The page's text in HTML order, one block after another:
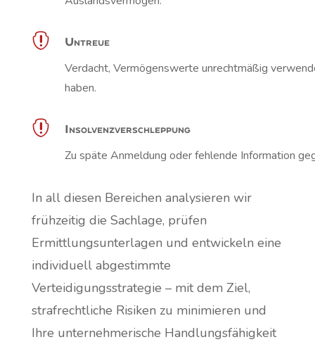
 Untreue
Verdacht, Vermögenswerte unrechtmäßig
haben.
 Insolvenzverschleppung
Zu späte Anmeldung oder fehlende Information
In all diesen Bereichen analysieren wir
frühzeitig die Sachlage, prüfen
Ermittlungsunterlagen und entwickeln eine
individuell abgestimmte
Verteidigungsstrategie – mit dem Ziel,
strafrechtliche Risiken zu minimieren und
Ihre unternehmerische Handlungsfähigkeit